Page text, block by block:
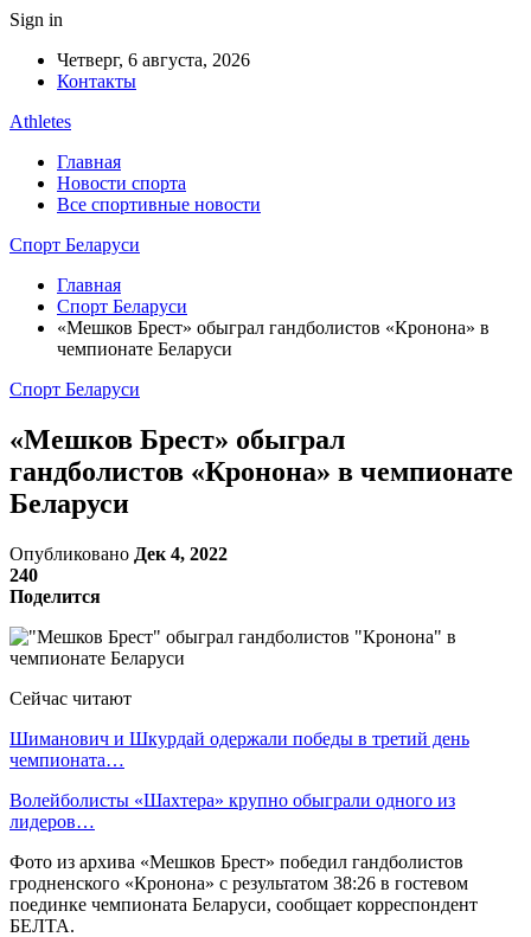
Sign in
Четверг, 6 августа, 2026
Контакты
Athletes
Главная
Новости спорта
Все спортивные новости
Спорт Беларуси
Главная
Спорт Беларуси
«Мешков Брест» обыграл гандболистов «Кронона» в
чемпионате Беларуси
Спорт Беларуси
«Мешков Брест» обыграл
гандболистов «Кронона» в чемпионате
Беларуси
Опубликовано Дек 4, 2022
240
Поделится
Сейчас читают
Шиманович и Шкурдай одержали победы в третий день
чемпионата…
Волейболисты «Шахтера» крупно обыграли одного из
лидеров…
Фото из архива «Мешков Брест» победил гандболистов
гродненского «Кронона» с результатом 38:26 в гостевом
поединке чемпионата Беларуси, сообщает корреспондент
БЕЛТА.